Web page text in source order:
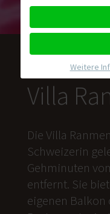
Villa
Die Villa
Schweizerin
Gehminuten
entfernt. Sie
eigenen Balkon
Weitere